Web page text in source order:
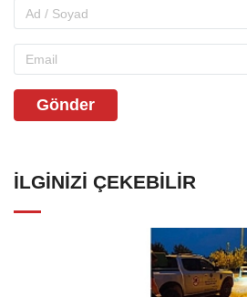
Gönder
İLGINIZI ÇEKEBILIR